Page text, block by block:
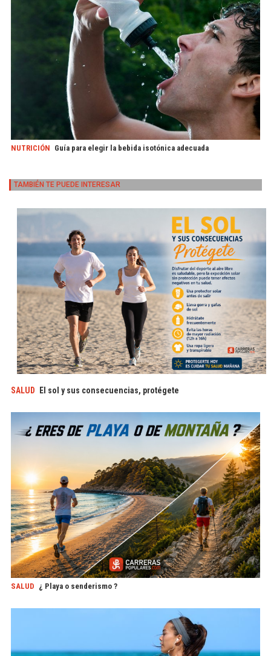
NUTRICIÓN Guía para elegir la bebida isotónica adecuada
TAMBIÉN TE PUEDE INTERESAR
SALUD El sol y sus consecuencias, protégete
SALUD ¿ Playa o senderismo ?